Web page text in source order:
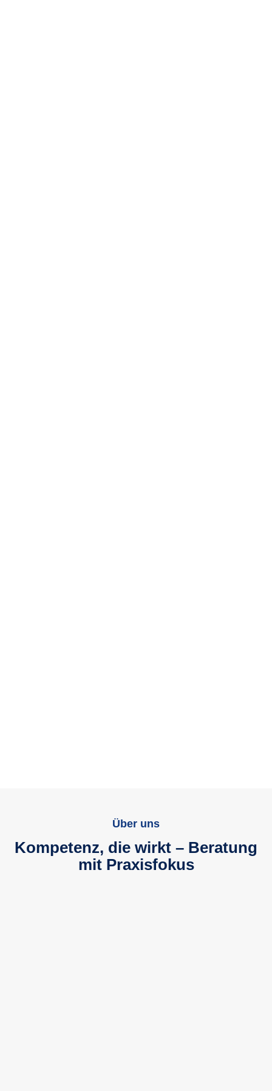
Über uns
Kompetenz, die wirkt – Beratung
mit Praxisfokus